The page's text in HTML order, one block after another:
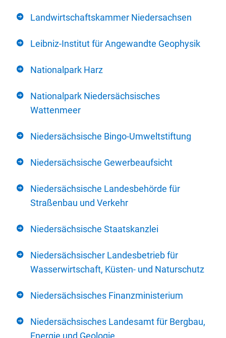
Landwirtschaftskammer Niedersachsen
Leibniz-Institut für Angewandte Geophysik
Nationalpark Harz
Nationalpark Niedersächsisches
Wattenmeer
Niedersächsische Bingo-Umweltstiftung
Niedersächsische Gewerbeaufsicht
Niedersächsische Landesbehörde für
Straßenbau und Verkehr
Niedersächsische Staatskanzlei
Niedersächsischer Landesbetrieb für
Wasserwirtschaft, Küsten- und Naturschutz
Niedersächsisches Finanzministerium
Niedersächsisches Landesamt für Bergbau,
Energie und Geologie